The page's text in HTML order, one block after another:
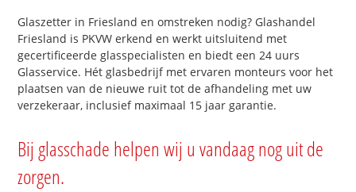
Glaszetter in Friesland en omstreken nodig? Glashandel
Friesland is PKVW erkend en werkt uitsluitend met
gecertificeerde glasspecialisten en biedt een 24 uurs
Glasservice. Hét glasbedrijf met ervaren monteurs voor het
plaatsen van de nieuwe ruit tot de afhandeling met uw
verzekeraar, inclusief maximaal 15 jaar garantie.
Bij glasschade helpen wij u vandaag nog uit de
zorgen.